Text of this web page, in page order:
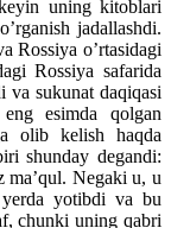
uning kitoblari
jadallashdi.
Rossiya o’rtasidagi
Rossiya safarida
va sukunat daqiqasi
esimda qolgan
olib kelish haqda
shunday degandi:
ma’qul. Negaki u, u
yotibdi va bu
chunki uning qabri